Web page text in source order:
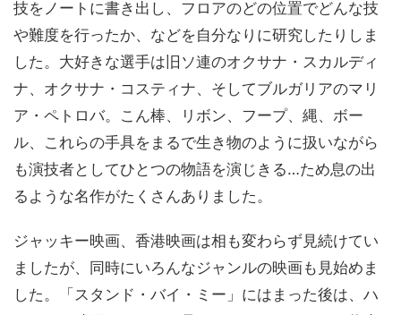
技をノートに書き出し、フロアのどの位置でどんな技
や難度を行ったか、などを自分なりに研究したりしま
した。大好きな選手は旧ソ連のオクサナ・スカルディ
ナ、オクサナ・コスティナ、そしてブルガリアのマリ
ア・ペトロバ。こん棒、リボン、フープ、縄、ボー
ル、これらの手具をまるで生き物のように扱いながら
も演技者としてひとつの物語を演じきる…ため息の出
るような名作がたくさんありました。
ジャッキー映画、香港映画は相も変わらず見続けてい
ましたが、同時にいろんなジャンルの映画も見始めま
した。「スタンド・バイ・ミー」にはまった後は、ハ